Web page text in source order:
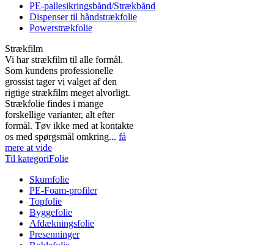
PE-pallesikringsbånd/Strækbånd
Dispenser til håndstrækfolie
Powerstrækfolie
Strækfilm
Vi har strækfilm til alle formål.
Som kundens professionelle
grossist tager vi valget af den
rigtige strækfilm meget alvorligt.
Strækfolie findes i mange
forskellige varianter, alt efter
formål. Tøv ikke med at kontakte
os med spørgsmål omkring... få
mere at vide
Til kategoriFolie
Skumfolie
PE-Foam-profiler
Topfolie
Byggefolie
Afdækningsfolie
Presenninger